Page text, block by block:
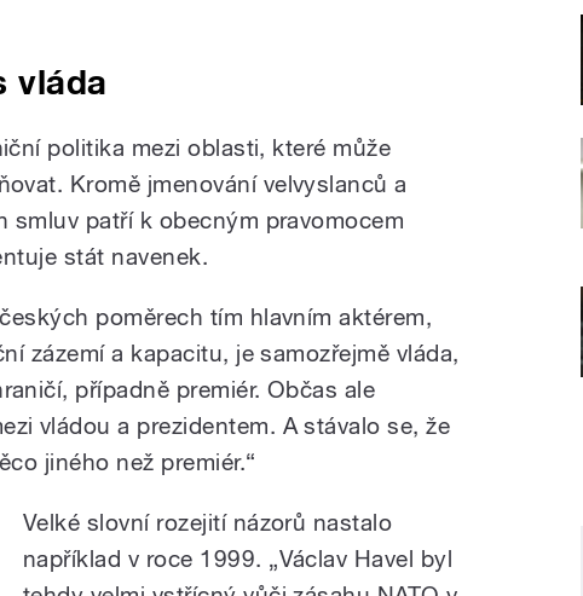
vláda
politika mezi oblasti, které může
Kromě jmenování velvyslanců a
smluv patří k obecným pravomocem
stát navenek.
poměrech tím hlavním aktérem,
zázemí a kapacitu, je samozřejmě vláda,
případně premiér. Občas ale
vládou a prezidentem. A stávalo se, že
jiného než premiér.“
Velké slovní rozejití názorů nastalo
například v roce 1999. „Václav Havel byl